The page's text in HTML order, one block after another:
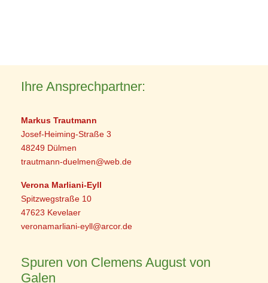
Ihre Ansprechpartner:
Markus Trautmann
Josef-Heiming-Straße 3
48249 Dülmen
trautmann-duelmen@web.de
Verona Marliani-Eyll
Spitzwegstraße 10
47623 Kevelaer
veronamarliani-eyll@arcor.de
Spuren von Clemens August von
Galen